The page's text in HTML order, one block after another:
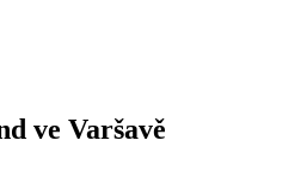
ve Varšavě